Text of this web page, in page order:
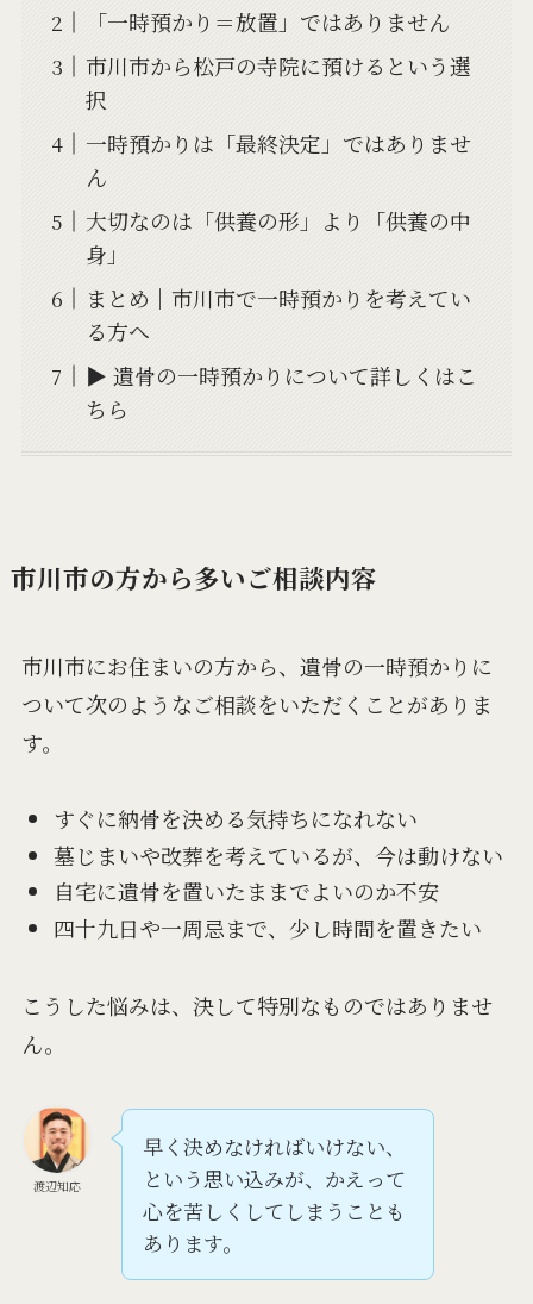
「一時預かり＝放置」ではありません
市川市から松戸の寺院に預けるという選
択
一時預かりは「最終決定」ではありませ
ん
大切なのは「供養の形」より「供養の中
身」
まとめ｜市川市で一時預かりを考えてい
る方へ
▶ 遺骨の一時預かりについて詳しくはこ
ちら
市川市の方から多いご相談内容
市川市にお住まいの方から、遺骨の一時預かりに
ついて次のようなご相談をいただくことがありま
す。
すぐに納骨を決める気持ちになれない
墓じまいや改葬を考えているが、今は動けない
自宅に遺骨を置いたままでよいのか不安
四十九日や一周忌まで、少し時間を置きたい
こうした悩みは、決して特別なものではありませ
ん。
渡辺知応
早く決めなければいけない、
という思い込みが、かえって
心を苦しくしてしまうことも
あります。